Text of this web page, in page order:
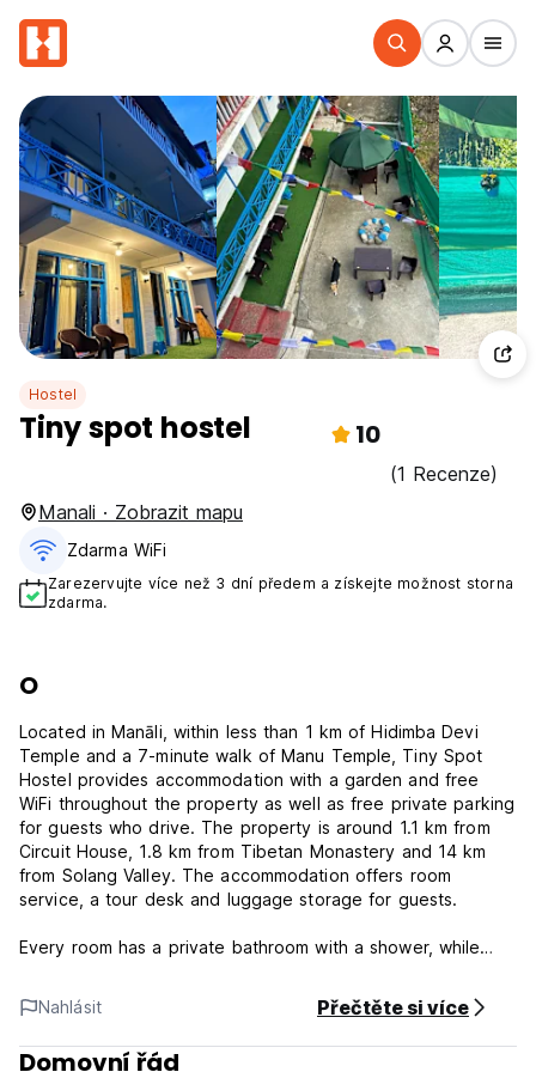
Hostel
Tiny spot hostel 10
(1 Recenze)
Manali · Zobrazit mapu
Zdarma WiFi
Zarezervujte více než 3 dní předem a získejte možnost storna
zdarma.
O
Located in Manāli, within less than 1 km of Hidimba Devi
Temple and a 7-minute walk of Manu Temple, Tiny Spot
Hostel provides accommodation with a garden and free
WiFi throughout the property as well as free private parking
for guests who drive. The property is around 1.1 km from
Circuit House, 1.8 km from Tibetan Monastery and 14 km
from Solang Valley. The accommodation offers room
service, a tour desk and luggage storage for guests.
Every room has a private bathroom with a shower, while
others also provide guests with mountain views.
A continental, Full English/Irish or Italian breakfast can be
enjoyed at the property.
Nahlásit Přečtěte si více
Domovní řád